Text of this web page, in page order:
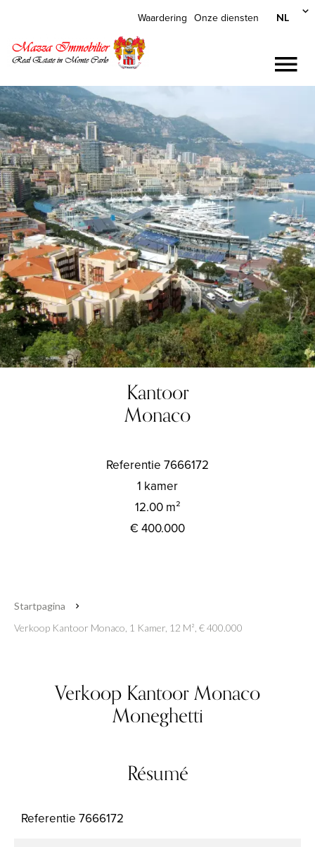
Waardering Onze diensten NL
Kantoor
Monaco
Referentie 7666172
1 kamer
12.00m²
€ 400.000
Startpagina
Verkoop Kantoor Monaco, 1 Kamer, 12 M², € 400.000
Verkoop Kantoor Monaco
Moneghetti
Résumé
Referentie 7666172